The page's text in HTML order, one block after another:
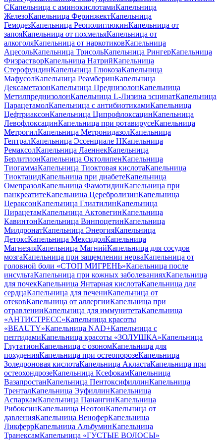
CКапельница с аминокислотамиКапельница
ЖелезоКапельница ФеринжектКапельница
ГемодезКапельница РеополиглюкинКапельница от
запояКапельница от похмельяКапельница от
алкоголяКапельница от наркотиковКапельница
АцесольКапельница ТрисольКапельница РингерКапельница
ФизрастворКапельница НатрийКапельница
СтерофундинКапельница ГлюкозаКапельница
МафусолКапельница РеамберинКапельница
ДексаметазонКапельница ПреднизолонКапельница
МетилпреднизолонКапельница L-Лизина эсцинатКапельница
ПарацетамолКапельница с антибиотикамиКапельница
ЦефтриаксонКапельница ЦипрофлоксацинКапельница
ЛевофлоксацинКапельница при ротавирусеКапельница
МетрогилКапельница МетронидазолКапельница
ГептралКапельница Эссенциале НКапельница
РемаксолКапельница ЛаеннекКапельница
БерлитионКапельница ОктолипенКапельница
ТиогаммаКапельница Тиоктовая кислотаКапельница
ТиоктацидКапельница при диабетеКапельница
ОмепразолКапельница ФамотидинКапельница при
панкреатитеКапельница ЦеребролизинКапельница
ЦераксонКапельница ГлиатилинКапельница
ПирацетамКапельница АктовегинКапельница
КавинтонКапельница ВинпоцетинКапельница
МилдронатКапельница ЭнергияКапельница
ДетоксКапельница МексидолКапельница
МагнезияКапельница МагнийКапельница для сосудов
мозгаКапельница при защемлении нерваКапельница от
головной боли «СТОП МИГРЕНЬ»Капельница после
инсультаКапельница при кожных заболеванияхКапельница
для почекКапельница Янтарная кислотаКапельница для
сердцаКапельница для печениКапельница от
отековКапельница от аллергииКапельница при
отравленииКапельница для иммунитетаКапельница
«АНТИСТРЕСС»Капельница красоты
«BEAUTY»Капельница NAD+Капельница с
пептидамиКапельница красоты «ЗОЛУШКА»Капельница
ГлутатионКапельница с озономКапельница для
похуденияКапельница при остеопорозеКапельница
Золедроновая кислотаКапельница АкластаКапельница при
остеохондрозеКапельница КсефокамКапельница
ВазапростанКапельница ПентоксифиллинКапельница
ТренталКапельница ЭуфиллинКапельница
АспаркамКапельница ПанангинКапельница
РибоксинКапельница НеотонКапельница от
давленияКапельница ВеноферКапельница
ЛикферрКапельница АльбуминКапельница
ТранексамКапельница «ГУСТЫЕ ВОЛОСЫ»